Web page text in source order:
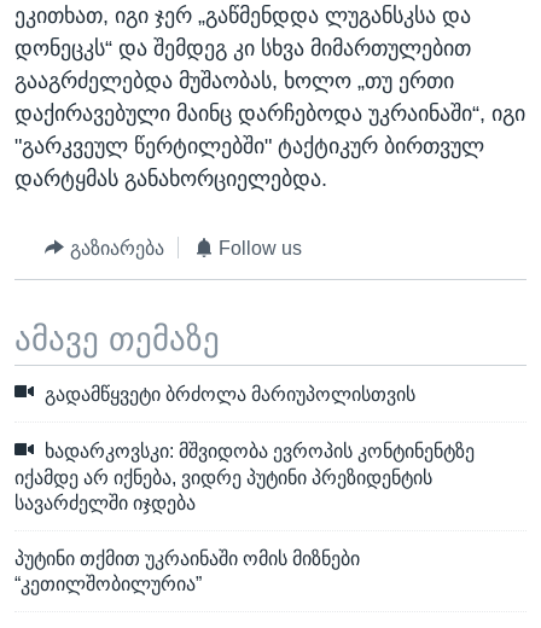
ეკითხათ, იგი ჯერ „გაწმენდდა ლუგანსკსა და
დონეცკს“ და შემდეგ კი სხვა მიმართულებით
გააგრძელებდა მუშაობას, ხოლო „თუ ერთი
დაქირავებული მაინც დარჩებოდა უკრაინაში“, იგი
"გარკვეულ წერტილებში" ტაქტიკურ ბირთვულ
დარტყმას განახორციელებდა.
გაზიარება Follow us
ამავე თემაზე
გადამწყვეტი ბრძოლა მარიუპოლისთვის
ხადარკოვსკი: მშვიდობა ევროპის კონტინენტზე
იქამდე არ იქნება, ვიდრე პუტინი პრეზიდენტის
სავარძელში იჯდება
პუტინი თქმით უკრაინაში ომის მიზნები
“კეთილშობილურია”